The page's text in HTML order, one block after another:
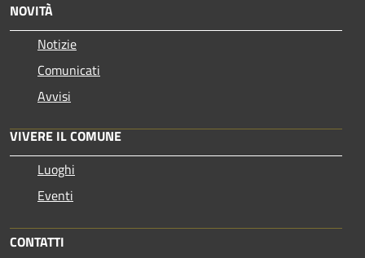
NOVITÀ
Notizie
Comunicati
Avvisi
VIVERE IL COMUNE
Luoghi
Eventi
CONTATTI